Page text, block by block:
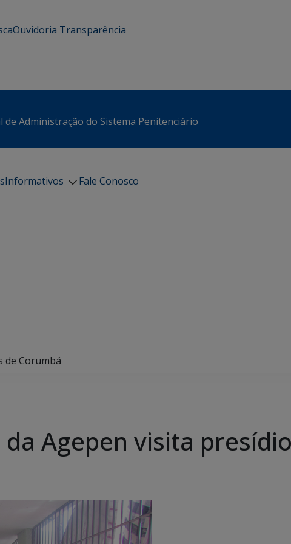
Ouvidoria Transparência
de Administração do Sistema Penitenciário
Informativos
Fale Conosco
de Corumbá
Agepen visita